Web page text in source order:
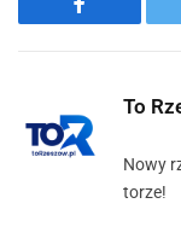
Facebook
To
Nowy
torze!